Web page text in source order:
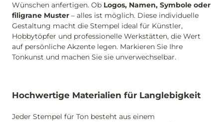
Wünschen anfertigen. Ob Logos, Namen, Symbole oder
filigrane Muster – alles ist möglich. Diese individuelle
Gestaltung macht die Stempel ideal für Künstler,
Hobbytöpfer und professionelle Werkstätten, die Wert
auf persönliche Akzente legen. Markieren Sie Ihre
Tonkunst und machen Sie sie unverwechselbar.
Hochwertige Materialien für Langlebigkeit
Jeder Stempel für Ton besteht aus einem